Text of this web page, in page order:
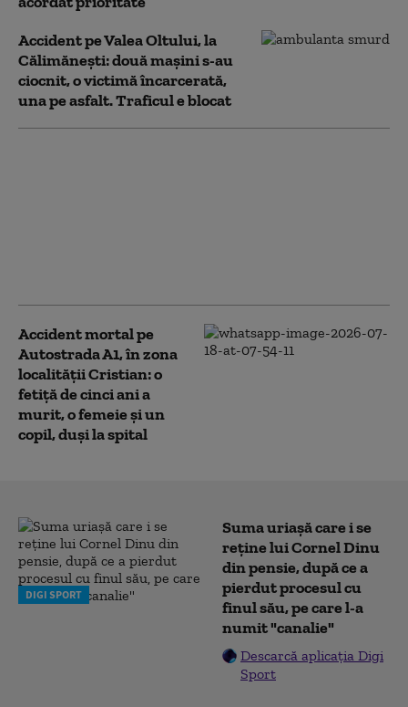
Accident pe Valea Oltului, la
Călimănești: două mașini s-au
ciocnit, o victimă încarcerată,
una pe asfalt. Traficul e blocat
Accident mortal pe
Autostrada A1, în zona
localității Cristian: o
fetiță de cinci ani a
murit, o femeie și un
copil, duși la spital
DIGI SPORT
Suma uriașă care i se
reține lui Cornel Dinu
din pensie, după ce a
pierdut procesul cu
finul său, pe care l-a
numit "canalie"
Descarcă aplicația Digi
Sport